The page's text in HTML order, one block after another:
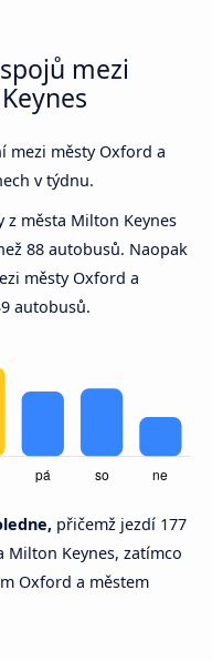
mezi
mezi městy Oxford a
v týdnu.
z města Milton Keynes
88 autobusů. Naopak
městy Oxford a
autobusů.
přičemž jezdí 177
Keynes, zatímco
Oxford a městem